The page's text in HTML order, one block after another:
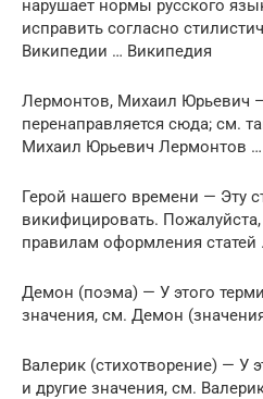
нарушает нормы русского
исправить согласно
Википедии … Википедия
Лермонтов, Михаил Юрьевич
перенаправляется сюда; см.
Михаил Юрьевич Лермонтов
Герой нашего времени — Эту
викифицировать.
правилам оформления статей
Демон (поэма) — У этого
значения, см. Демон
Валерик (стихотворение) — У
и другие значения, см.